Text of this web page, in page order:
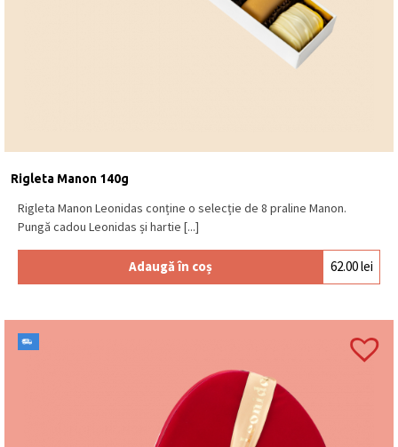
Rigleta Manon 140g
Rigleta Manon Leonidas conține o selecție de 8 praline Manon.
Pungă cadou Leonidas și hartie [...]
Adaugă în coș 62.00lei